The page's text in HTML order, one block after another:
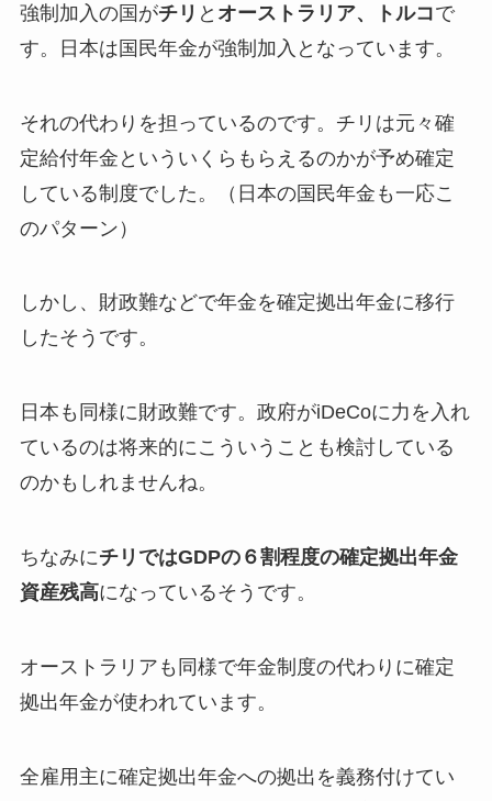
強制加入の国がチリ と オーストラリア、トルコで
す。日本は国民年金が強制加入となっています。
それの代わりを担っているのです。チリは元々確
定給付年金といういくらもらえるのかが予め確定
している制度でした。（日本の国民年金も一応こ
のパターン）
しかし、財政難などで年金を確定拠出年金に移行
したそうです。
日本も同様に財政難です。政府がiDeCoに力を入れ
ているのは将来的にこういうことも検討している
のかもしれませんね。
ちなみにチリではGDPの６割程度の確定拠出年金
資産残高になっているそうです。
オーストラリアも同様で年金制度の代わりに確定
拠出年金が使われています。
全雇用主に確定拠出年金への拠出を義務付けてい